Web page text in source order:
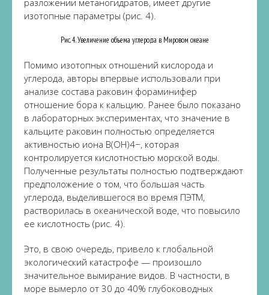
разложении метаногидратов, имеет другие
изотопные параметры (рис. 4).
Рис. 4. Увеличение объема углерода в Мировом океане
Помимо изотопных отношений кислорода и
углерода, авторы впервые использовали при
анализе состава раковин фораминифер
отношение бора к кальцию. Ранее было показано
в лабораторных экспериментах, что значение в
кальците раковин полностью определяется
активностью иона B(OH)4−, которая
контролируется кислотностью морской воды.
Полученные результаты полностью подтверждают
предположение о том, что большая часть
углерода, выделившегося во время ПЭТМ,
растворилась в океанической воде, что повысило
ее кислотность (рис. 4).
Это, в свою очередь, привело к глобальной
экологический катастрофе — произошло
значительное вымирание видов. В частности, в
море вымерло от 30 до 40% глубоководных